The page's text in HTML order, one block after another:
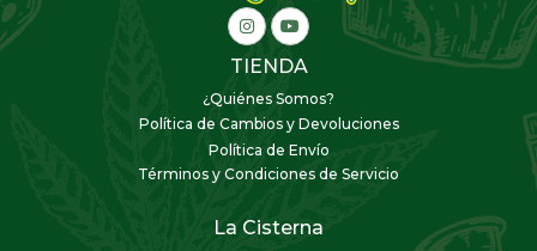
TIENDA
¿Quiénes Somos?
Política de Cambios y Devoluciones
Política de Envío
Términos y Condiciones de Servicio
La Cisterna